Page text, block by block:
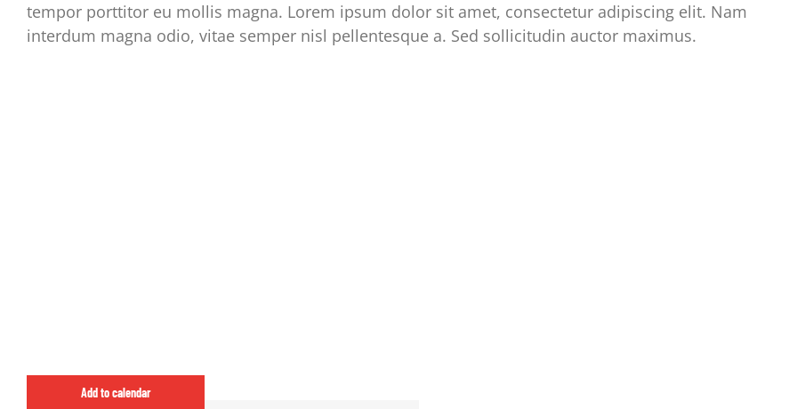
tempor porttitor eu mollis magna. Lorem ipsum dolor sit amet, consectetur adipiscing elit. Nam
interdum magna odio, vitae semper nisl pellentesque a. Sed sollicitudin auctor maximus.
Add to calendar